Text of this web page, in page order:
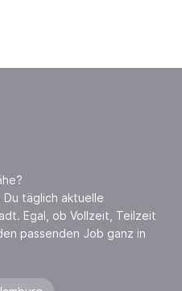
täglich aktuelle
Egal, ob Vollzeit, Teilzeit
passenden Job ganz in